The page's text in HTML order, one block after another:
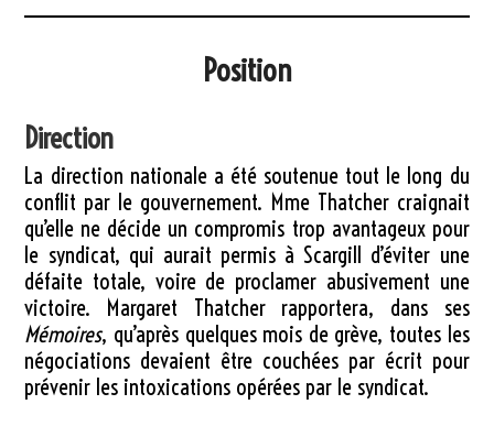
Position
Direction
La direction nationale a été soutenue tout le long du
conflit par le gouvernement. Mme Thatcher craignait
qu’elle ne décide un compromis trop avantageux pour
le syndicat, qui aurait permis à Scargill d’éviter une
défaite totale, voire de proclamer abusivement une
victoire. Margaret Thatcher rapportera, dans ses
Mémoires, qu’après quelques mois de grève, toutes les
négociations devaient être couchées par écrit pour
prévenir les intoxications opérées par le syndicat.